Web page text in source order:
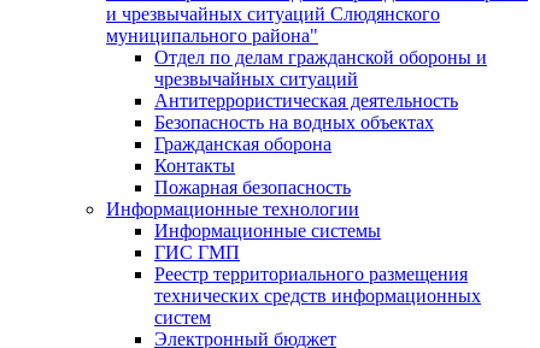
и чрезвычайных ситуаций Слюдянского
муниципального района"
Отдел по делам гражданской обороны и
чрезвычайных ситуаций
Антитеррористическая деятельность
Безопасность на водных объектах
Гражданская оборона
Контакты
Пожарная безопасность
Информационные технологии
Информационные системы
ГИС ГМП
Реестр территориального размещения
технических средств информационных
систем
Электронный бюджет